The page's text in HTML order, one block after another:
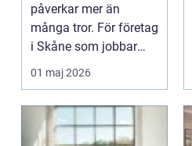
påverkar mer än
många tror. För företag
i Skåne som jobbar
med lager, logist...
01 maj 2026